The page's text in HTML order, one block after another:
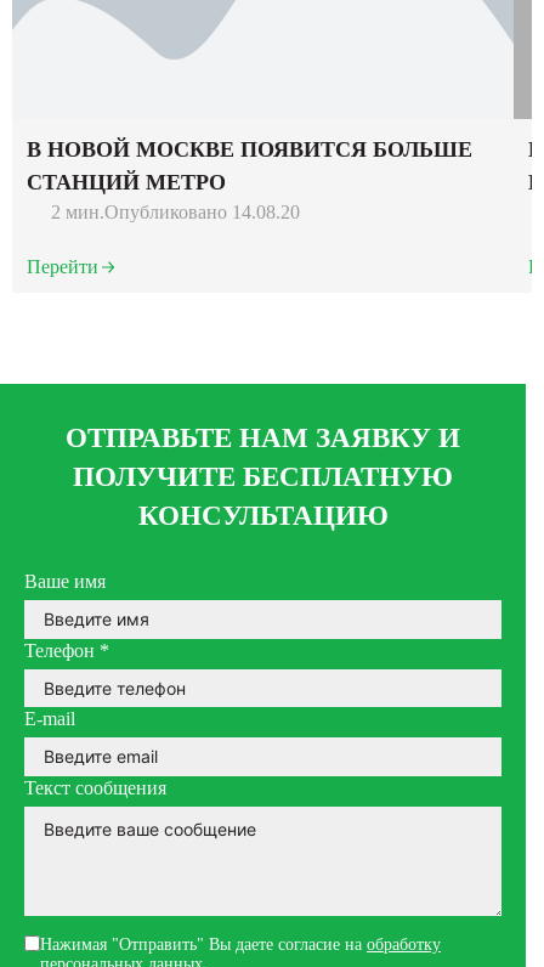
В НОВОЙ МОСКВЕ ПОЯВИТСЯ БОЛЬШЕ
СТАНЦИЙ МЕТРО
2 мин.Опубликовано 14.08.20
Перейти
ОТПРАВЬТЕ НАМ ЗАЯВКУ И
ПОЛУЧИТЕ БЕСПЛАТНУЮ
КОНСУЛЬТАЦИЮ
Ваше имя
Телефон *
E-mail
Текст сообщения
Нажимая "Отправить" Вы даете согласие на обработку
персональных данных